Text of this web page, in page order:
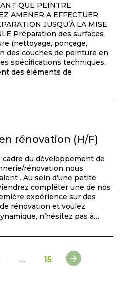
QUE PEINTRE
AMENER A EFFECTUER
JUSQU’À LA MISE
Préparation des surfaces
(nettoyage, ponçage,
des couches de peinture en
spécifications techniques.
des éléments de
rénovation (H/F)
du développement de
rénovation nous
. Au sein d’une petite
compléter une de nos
expérience sur des
rénovation et voulez
n’hésitez pas à…
… 15